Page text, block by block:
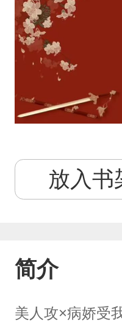
放入书
简介
美人攻×病娇受